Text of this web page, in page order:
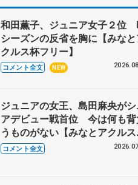
和田薫子、ジュニア女子２位
シーズンの反省を胸に【みな
クルス杯フリー】
コメント全文 NEW
ジュニアの女王、島田麻央が
アデビュー戦首位 今は何も背
うものがない【みなとアクル
ＳＰ】
コメント全文